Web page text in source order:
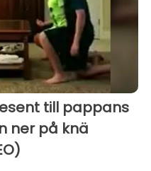
till pappans
ner på knä